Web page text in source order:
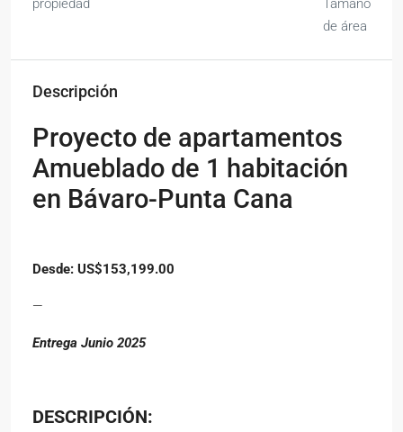
de área
Descripción
Proyecto de apartamentos
Amueblado de 1 habitación
en Bávaro-Punta Cana
Desde: US$153,199.00
—
Entrega Junio 2025
DESCRIPCIÓN: